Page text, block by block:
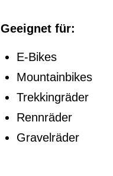
Geeignet für:
E-Bikes
Mountainbikes
Trekkingräder
Rennräder
Gravelräder